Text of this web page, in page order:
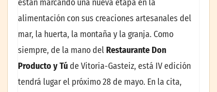
están marcando una nueva etapa en la
alimentación con sus creaciones artesanales del
mar, la huerta, la montaña y la granja. Como
siempre, de la mano del Restaurante Don
Producto y Tú de Vitoria-Gasteiz, está IV edición
tendrá lugar el próximo 28 de mayo. En la cita,